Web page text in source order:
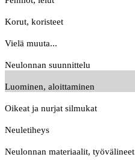
Korut, koristeet
Vielä muuta...
Neulonnan suunnittelu
Luominen, aloittaminen
Oikeat ja nurjat silmukat
Neuletiheys
Neulonnan materiaalit, työvälineet